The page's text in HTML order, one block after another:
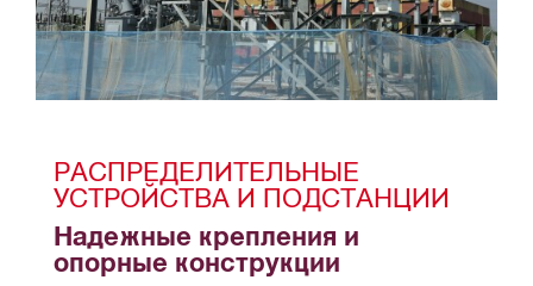
РАСПРЕДЕЛИТЕЛЬНЫЕ
УСТРОЙСТВА И ПОДСТАНЦИИ
Надежные крепления и
опорные конструкции